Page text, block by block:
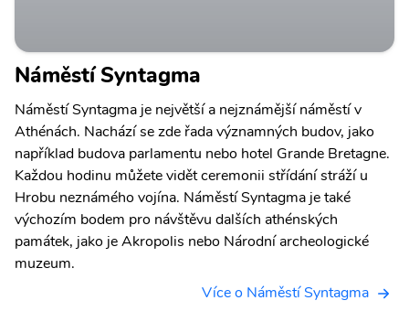
Náměstí Syntagma
Náměstí Syntagma je největší a nejznámější náměstí v
Athénách. Nachází se zde řada významných budov, jako
například budova parlamentu nebo hotel Grande Bretagne.
Každou hodinu můžete vidět ceremonii střídání stráží u
Hrobu neznámého vojína. Náměstí Syntagma je také
výchozím bodem pro návštěvu dalších athénských
památek, jako je Akropolis nebo Národní archeologické
muzeum.
Více o Náměstí Syntagma